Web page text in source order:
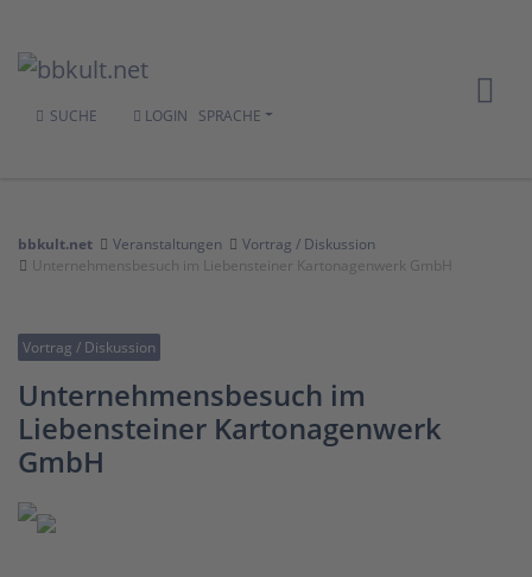
SUCHE LOGIN SPRACHE
bbkult.net Veranstaltungen
Vortrag / Diskussion
Unternehmensbesuch im Liebensteiner Kartonagenwerk GmbH
Vortrag / Diskussion
Unternehmensbesuch im
Liebensteiner Kartonagenwerk
GmbH